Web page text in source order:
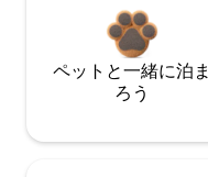
ペットと一緒に泊ま
ろう